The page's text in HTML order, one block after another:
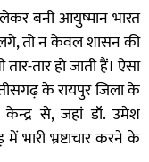
बनी आयुष्मान भारत
लगे, तो न केवल शासन की
तार हो जाती हैं। ऐसा
के रायपुर जिला के
से, जहां डॉ. उमेश
भारी भ्रष्टाचार करने के